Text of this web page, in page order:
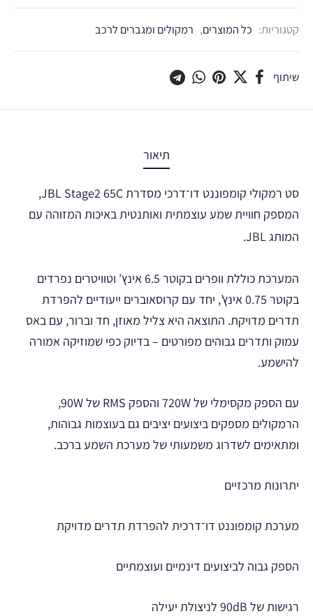
קטגוריות: כל המוצרים, רמקולים ומגברים לרכב
שיתוף
תיאור
סט רמקולי קומפוננט דו־דרכי מסדרת JBL Stage2 65C,
המספק חוויית שמע עוצמתית ואותנטית באיכות המזוהה עם
המותגJBL
.
המערכת כוללת וופרים בקוטר 6.5 אינץ’ וטוויטרים נפרדים
בקוטר 0.75 אינץ’, יחד עם קרוסאוברים ייעודיים להפרדת
תדרים מדויקת. התוצאה היא צליל מאוזן, חד וברור, עם באס
עמוק ותדרים גבוהים מפורטים – בדיוק כפי שמוזיקה אמורה
להישמע.
עם הספק מקסימלי של 720W והספק RMS של 90W,
הרמקולים מספקים ביצועים יציבים גם בעוצמות גבוהות,
ומתאימים לשדרוג משמעותי של מערכת השמע ברכב.
יתרונות מרכזיים
מערכת קומפוננט דו־דרכית להפרדת תדרים מדויקת
הספק גבוה לביצועים דינמיים ועוצמתיים
רגישות של 90dB לניצולת יעילה